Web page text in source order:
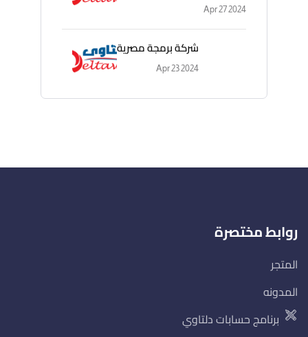
Apr 27 2024
شركة برمجة مصرية
Apr 23 2024
روابط مختصرة
المتجر
المدونه
برنامج حسابات دلتاوي